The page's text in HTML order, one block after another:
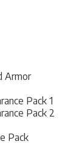
Armor
Pack 1
Pack 2
Pack